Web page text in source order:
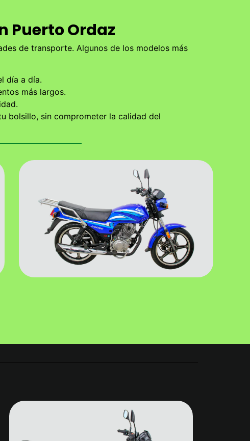
Puerto Ordaz
de transporte. Algunos de los modelos más
día a día.
más largos.
bolsillo, sin comprometer la calidad del